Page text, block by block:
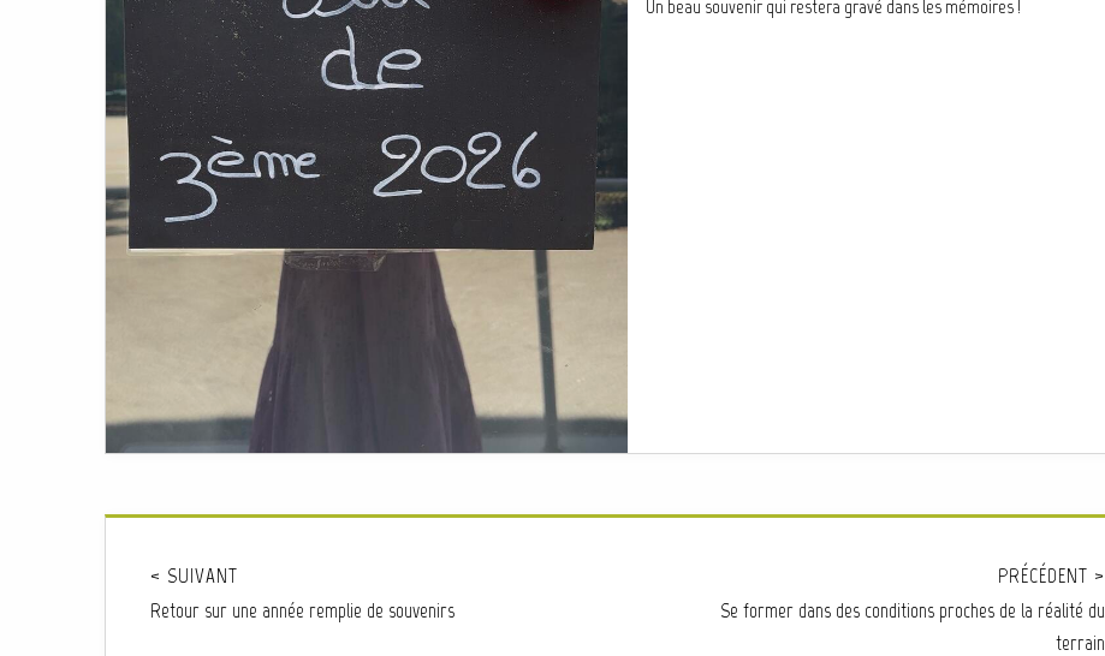
Un beau souvenir qui restera gravé dans les mémoires !
< SUIVANT
Retour sur une année remplie de souvenirs
PRÉCÉDENT >
Se former dans des conditions proches de la réalité du
terrain